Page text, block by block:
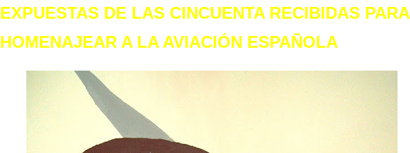
EXPUESTAS DE LAS CINCUENTA RECIBIDAS PARA
HOMENAJEAR A LA AVIACIÓN ESPAÑOLA